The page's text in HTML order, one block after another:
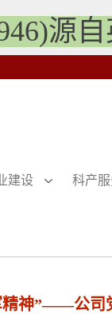
源
建设 科产
精神”——公司